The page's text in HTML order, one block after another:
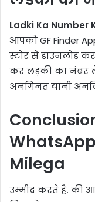
Ladki Ka Number
आपको GF Finder
स्टोर से डाउनलोड
कर लड़की का नंबर
अनगिनत यानी
Milega
उम्मीद करते है. की